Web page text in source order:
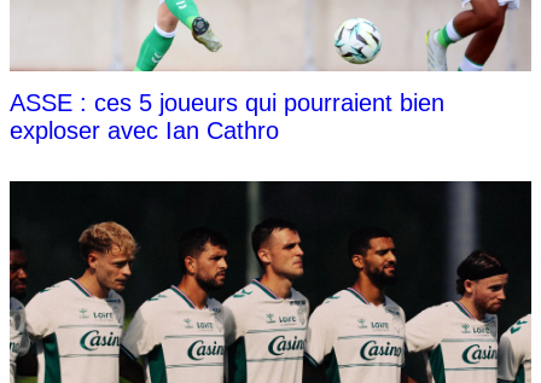
ASSE : ces 5 joueurs qui pourraient bien
exploser avec Ian Cathro